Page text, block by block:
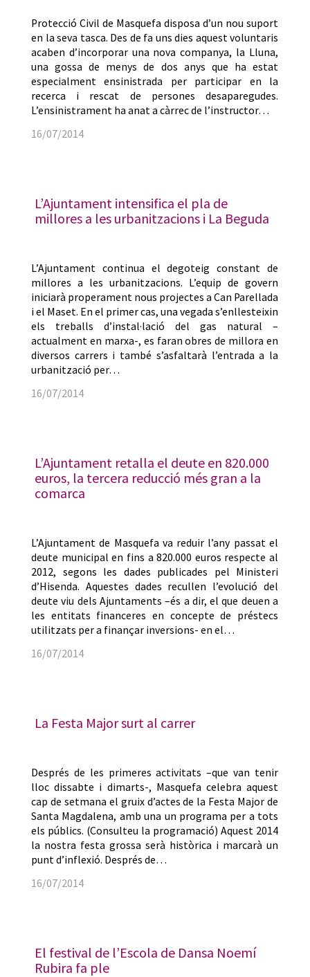
Protecció Civil de Masquefa disposa d’un nou suport
en la seva tasca. Des de fa uns dies aquest voluntaris
acaben d’incorporar una nova companya, la Lluna,
una gossa de menys de dos anys que ha estat
especialment ensinistrada per participar en la
recerca i rescat de persones desaparegudes.
L’ensinistrament ha anat a càrrec de l’instructor…
16/07/2014
L’Ajuntament intensifica el pla de
millores a les urbanitzacions i La Beguda
L’Ajuntament continua el degoteig constant de
millores a les urbanitzacions. L’equip de govern
iniciarà properament nous projectes a Can Parellada
i el Maset. En el primer cas, una vegada s’enllesteixin
els treballs d’instal·lació del gas natural –
actualment en marxa-, es faran obres de millora en
diversos carrers i també s’asfaltarà l’entrada a la
urbanització per…
16/07/2014
L’Ajuntament retalla el deute en 820.000
euros, la tercera reducció més gran a la
comarca
L’Ajuntament de Masquefa va reduir l’any passat el
deute municipal en fins a 820.000 euros respecte al
2012, segons les dades publicades pel Ministeri
d’Hisenda. Aquestes dades recullen l’evolució del
deute viu dels Ajuntaments –és a dir, el que deuen a
les entitats financeres en concepte de préstecs
utilitzats per a finançar inversions- en el…
16/07/2014
La Festa Major surt al carrer
Després de les primeres activitats –que van tenir
lloc dissabte i dimarts-, Masquefa celebra aquest
cap de setmana el gruix d’actes de la Festa Major de
Santa Magdalena, amb una un programa per a tots
els públics. (Consulteu la programació) Aquest 2014
la nostra festa grossa serà històrica i marcarà un
punt d’inflexió. Després de…
16/07/2014
El festival de l’Escola de Dansa Noemí
Rubira fa ple